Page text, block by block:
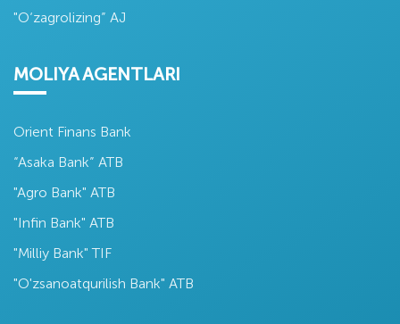
"O‘zagrolizing” AJ
MOLIYA AGENTLARI
Orient Finans Bank
“Asaka Bank” ATB
"Agro Bank" ATB
"Infin Bank" ATB
"Milliy Bank" TIF
"O'zsanoatqurilish Bank" ATB